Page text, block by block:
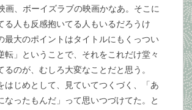
画、ボーイズラブの映画かなあ。そこに
る人も反感抱いてる人もいるだろうけ
最大のポイントはタイトルにもくっつい
転」ということで、それをこれだけ堂々
るのが、むしろ大変なことだと思う。
はじめとして、見ていてつくづく、「あ
なったもんだ」って思いつづけてた。と